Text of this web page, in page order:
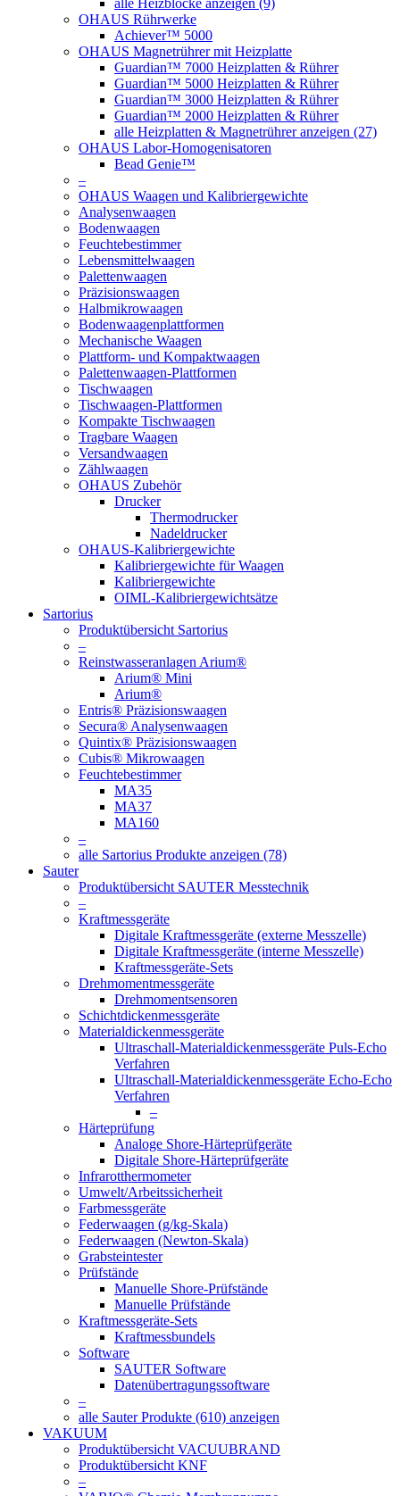
alle Heizblöcke anzeigen (9)
OHAUS Rührwerke
Achiever™ 5000
OHAUS Magnetrührer mit Heizplatte
Guardian™ 7000 Heizplatten & Rührer
Guardian™ 5000 Heizplatten & Rührer
Guardian™ 3000 Heizplatten & Rührer
Guardian™ 2000 Heizplatten & Rührer
alle Heizplatten & Magnetrührer anzeigen (27)
OHAUS Labor-Homogenisatoren
Bead Genie™
–
OHAUS Waagen und Kalibriergewichte
Analysenwaagen
Bodenwaagen
Feuchtebestimmer
Lebensmittelwaagen
Palettenwaagen
Präzisionswaagen
Halbmikrowaagen
Bodenwaagenplattformen
Mechanische Waagen
Plattform- und Kompaktwaagen
Palettenwaagen-Plattformen
Tischwaagen
Tischwaagen-Plattformen
Kompakte Tischwaagen
Tragbare Waagen
Versandwaagen
Zählwaagen
OHAUS Zubehör
Drucker
Thermodrucker
Nadeldrucker
OHAUS-Kalibriergewichte
Kalibriergewichte für Waagen
Kalibriergewichte
OIML-Kalibriergewichtsätze
Sartorius
Produktübersicht Sartorius
–
Reinstwasseranlagen Arium®
Arium® Mini
Arium®
Entris® Präzisionswaagen
Secura® Analysenwaagen
Quintix® Präzisionswaagen
Cubis® Mikrowaagen
Feuchtebestimmer
MA35
MA37
MA160
–
alle Sartorius Produkte anzeigen (78)
Sauter
Produktübersicht SAUTER Messtechnik
–
Kraftmessgeräte
Digitale Kraftmessgeräte (externe Messzelle)
Digitale Kraftmessgeräte (interne Messzelle)
Kraftmessgeräte-Sets
Drehmomentmessgeräte
Drehmomentsensoren
Schichtdickenmessgeräte
Materialdickenmessgeräte
Ultraschall-Materialdickenmessgeräte Puls-Echo
Verfahren
Ultraschall-Materialdickenmessgeräte Echo-Echo
Verfahren
–
Härteprüfung
Analoge Shore-Härteprüfgeräte
Digitale Shore-Härteprüfgeräte
Infrarotthermometer
Umwelt/Arbeitssicherheit
Farbmessgeräte
Federwaagen (g/kg-Skala)
Federwaagen (Newton-Skala)
Grabsteintester
Prüfstände
Manuelle Shore-Prüfstände
Manuelle Prüfstände
Kraftmessgeräte-Sets
Kraftmessbundels
Software
SAUTER Software
Datenübertragungssoftware
–
alle Sauter Produkte (610) anzeigen
VAKUUM
Produktübersicht VACUUBRAND
Produktübersicht KNF
–